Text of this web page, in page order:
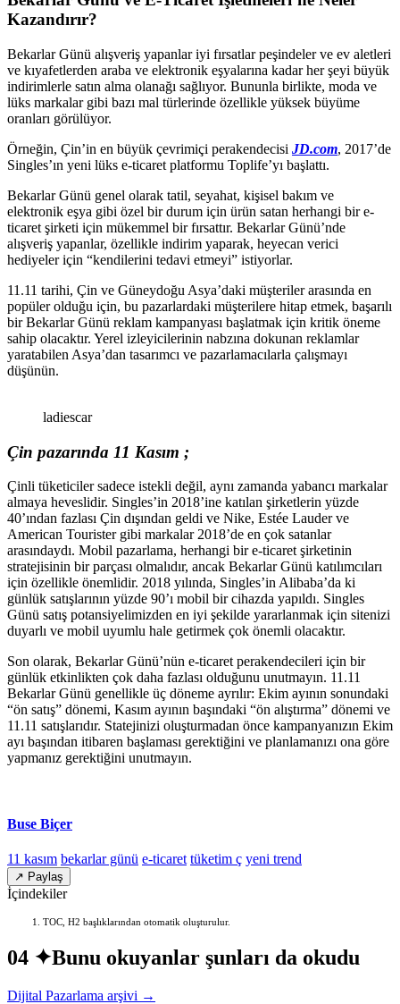
Kazandırır?
Bekarlar Günü alışveriş yapanlar iyi fırsatlar peşindeler ve ev aletleri
ve kıyafetlerden araba ve elektronik eşyalarına kadar her şeyi büyük
indirimlerle satın alma olanağı sağlıyor. Bununla birlikte, moda ve
lüks markalar gibi bazı mal türlerinde özellikle yüksek büyüme
oranları görülüyor.
Örneğin, Çin’in en büyük çevrimiçi perakendecisi JD.com, 2017’de
Singles’ın yeni lüks e-ticaret platformu Toplife’yı başlattı.
Bekarlar Günü genel olarak tatil, seyahat, kişisel bakım ve
elektronik eşya gibi özel bir durum için ürün satan herhangi bir e-
ticaret şirketi için mükemmel bir fırsattır. Bekarlar Günü’nde
alışveriş yapanlar, özellikle indirim yaparak, heyecan verici
hediyeler için “kendilerini tedavi etmeyi” istiyorlar.
11.11 tarihi, Çin ve Güneydoğu Asya’daki müşteriler arasında en
popüler olduğu için, bu pazarlardaki müşterilere hitap etmek, başarılı
bir Bekarlar Günü reklam kampanyası başlatmak için kritik öneme
sahip olacaktır. Yerel izleyicilerinin nabzına dokunan reklamlar
yaratabilen Asya’dan tasarımcı ve pazarlamacılarla çalışmayı
düşünün.
ladiescar
Çin pazarında 11 Kasım ;
Çinli tüketiciler sadece istekli değil, aynı zamanda yabancı markalar
almaya heveslidir. Singles’in 2018’ine katılan şirketlerin yüzde
40’ından fazlası Çin dışından geldi ve Nike, Estée Lauder ve
American Tourister gibi markalar 2018’de en çok satanlar
arasındaydı. Mobil pazarlama, herhangi bir e-ticaret şirketinin
stratejisinin bir parçası olmalıdır, ancak Bekarlar Günü katılımcıları
için özellikle önemlidir. 2018 yılında, Singles’in Alibaba’da ki
günlük satışlarının yüzde 90’ı mobil bir cihazda yapıldı. Singles
Günü satış potansiyelimizden en iyi şekilde yararlanmak için sitenizi
duyarlı ve mobil uyumlu hale getirmek çok önemli olacaktır.
Son olarak, Bekarlar Günü’nün e-ticaret perakendecileri için bir
günlük etkinlikten çok daha fazlası olduğunu unutmayın. 11.11
Bekarlar Günü genellikle üç döneme ayrılır: Ekim ayının sonundaki
“ön satış” dönemi, Kasım ayının başındaki “ön alıştırma” dönemi ve
11.11 satışlarıdır. Statejinizi oluşturmadan önce kampanyanızın Ekim
ayı başından itibaren başlaması gerektiğini ve planlamanızı ona göre
yapmanız gerektiğini unutmayın.
Buse Biçer
11 kasım bekarlar günü e-ticaret tüketim ç yeni trend
↗ Paylaş
İçindekiler
TOC, H2 başlıklarından otomatik oluşturulur.
04 ✦Bunu okuyanlar şunları da okudu
Dijital Pazarlama arşivi →